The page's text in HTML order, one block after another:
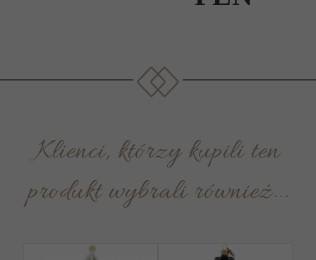
Klienci, którzy kupili ten
produkt wybrali również...